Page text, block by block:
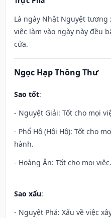
Là ngày Nhật Nguyệt tương
việc làm vào ngày này đều
cửa.
Ngọc Hạp Thông Thư
Sao tốt:
- Nguyệt Giải: Tốt cho mọi
- Phổ Hộ (Hội Hộ): Tốt cho
hành.
- Hoàng Ân: Tốt cho mọi việc.
Sao xấu:
- Nguyệt Phá: Xấu về việc